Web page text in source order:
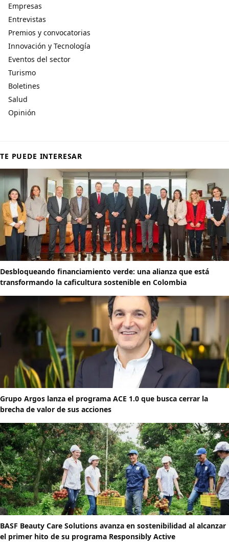
Empresas
Entrevistas
Premios y convocatorias
Innovación y Tecnología
Eventos del sector
Turismo
Boletines
Salud
Opinión
TE PUEDE INTERESAR
Desbloqueando financiamiento verde: una alianza que está
transformando la caficultura sostenible en Colombia
Grupo Argos lanza el programa ACE 1.0 que busca cerrar la
brecha de valor de sus acciones
BASF Beauty Care Solutions avanza en sostenibilidad al alcanzar
el primer hito de su programa Responsibly Active